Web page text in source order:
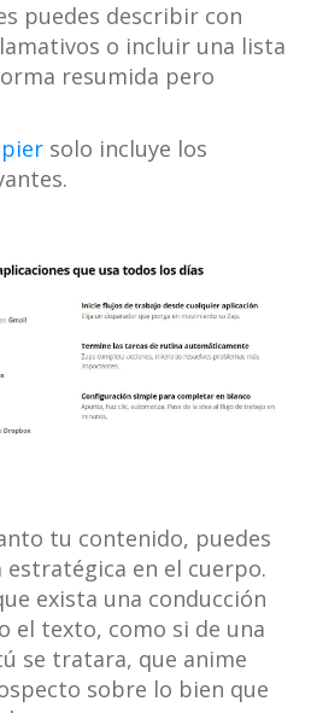
puedes describir con
o incluir una lista
resumida pero
solo incluye los
tu contenido, puedes
en el cuerpo.
exista una conducción
el texto, como si de una
se tratara, que anime
sobre lo bien que